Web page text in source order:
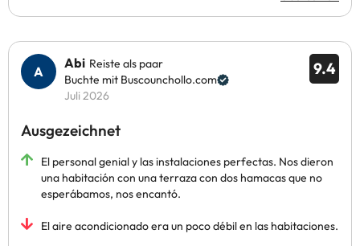
9.4
Abi Reiste als paar
Buchte mit Buscounchollo.com
Juli 2026
Ausgezeichnet
El personal genial y las instalaciones perfectas. Nos dieron
una habitación con una terraza con dos hamacas que no
esperábamos, nos encantó.
El aire acondicionado era un poco débil en las habitaciones.